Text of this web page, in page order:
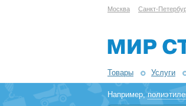
Москва Санкт-
Товары Услуги
Например,